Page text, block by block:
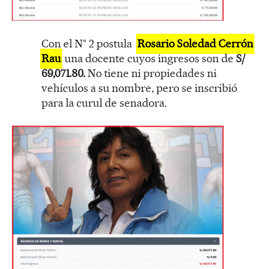
Con el N° 2 postula Rosario Soledad Cerrón
Rau una docente cuyos ingresos son deS/
69,071.80.No tiene ni propiedades ni
vehículos a su nombre, pero se inscribió
para la curul de senadora.